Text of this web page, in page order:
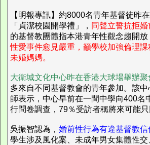
【明報專訊】約8000名青年基督徒昨
「貞潔校園開學禮」， 同聲立誓抗拒
的基督教團體指本港青年性觀念趨開放
性愛事件愈見嚴重，籲學校加強倫理
未婚媽媽。
大衛城文化中心昨在香港大球場舉辦聚
多來自不同基督教會的青年參加。該
師表示，中心早前在一間中學向400名
行問卷調查，79％受訪者稱將來可能只
吳振智認為， 婚前性行為有違基督教信
學生涉及風化案、未成年男女集體性